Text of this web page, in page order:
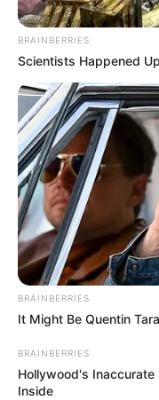
Posted
in
Friss hírek
„Nagyon
–
gratulált
miniszteri
by Szerző April 25,
BRAINBERRIES
Scientists Happened
BRAINBERRIES
It Might Be Quentin
BRAINBERRIES
Hollywood's Inaccurate
Inside